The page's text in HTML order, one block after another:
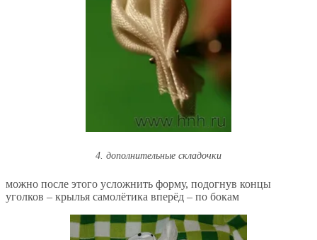
4. дополнительные складочки
можно после этого усложнить форму, подогнув концы
уголков – крылья самолётика вперёд – по бокам